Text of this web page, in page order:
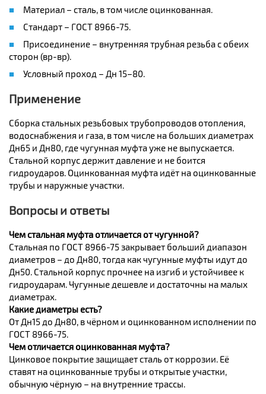
Материал – сталь, в том числе оцинкованная.
Стандарт – ГОСТ 8966-75.
Присоединение – внутренняя трубная резьба с обеих
сторон (вр-вр).
Условный проход – Дн 15–80.
Применение
Сборка стальных резьбовых трубопроводов отопления,
водоснабжения и газа, в том числе на больших диаметрах
Дн65 и Дн80, где чугунная муфта уже не выпускается.
Стальной корпус держит давление и не боится
гидроударов. Оцинкованная муфта идёт на оцинкованные
трубы и наружные участки.
Вопросы и ответы
Чем стальная муфта отличается от чугунной?
Стальная по ГОСТ 8966-75 закрывает больший диапазон
диаметров – до Дн80, тогда как чугунные муфты идут до
Дн50. Стальной корпус прочнее на изгиб и устойчивее к
гидроударам. Чугунные дешевле и достаточны на малых
диаметрах.
Какие диаметры есть?
От Дн15 до Дн80, в чёрном и оцинкованном исполнении по
ГОСТ 8966-75.
Чем отличается оцинкованная муфта?
Цинковое покрытие защищает сталь от коррозии. Её
ставят на оцинкованные трубы и открытые участки,
обычную чёрную – на внутренние трассы.